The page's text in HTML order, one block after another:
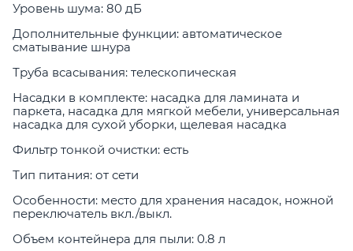
Уровень шума: 80 дБ
Дополнительные функции: автоматическое
сматывание шнура
Труба всасывания: телескопическая
Насадки в комплекте: насадка для ламината и
паркета, насадка для мягкой мебели, универсальная
насадка для сухой уборки, щелевая насадка
Фильтр тонкой очистки: есть
Тип питания: от сети
Особенности: место для хранения насадок, ножной
переключатель вкл./выкл.
Объем контейнера для пыли: 0.8 л